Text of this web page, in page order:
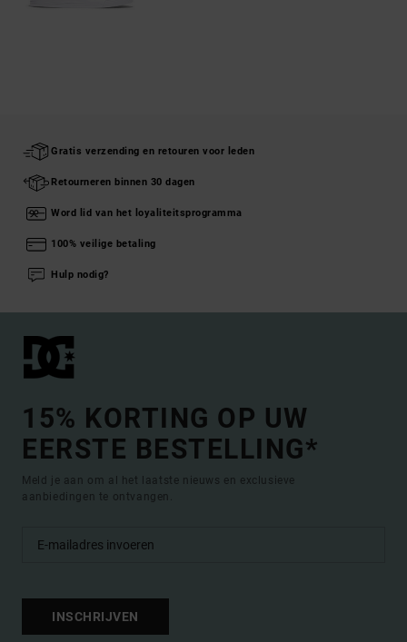
Gratis verzending en retouren voor leden
Retourneren binnen 30 dagen
Word lid van het loyaliteitsprogramma
100% veilige betaling
Hulp nodig?
15% KORTING OP UW
EERSTE BESTELLING*
Meld je aan om al het laatste nieuws en exclusieve
aanbiedingen te ontvangen.
INSCHRIJVEN